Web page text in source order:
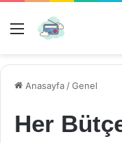
Menü
Anasayfa /Genel
Her